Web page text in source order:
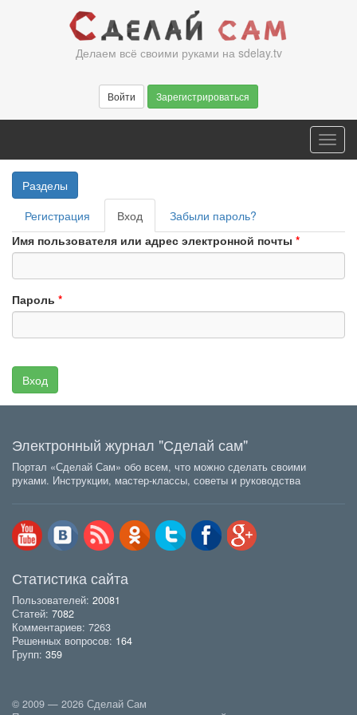
Делаем всё своими руками на sdelay.tv
Войти Зарегистрироваться
Разделы
Главные
вкладки
Регистрация Вход (активная
вкладка)
Забыли пароль?
Имя пользователя или адрес электронной почты *
Пароль *
Вход
Электронный журнал "Сделай сам"
Портал «Сделай Сам» обо всем, что можно сделать своими
руками. Инструкции, мастер-классы, советы и руководства
Статистика сайта
Пользователей: 20081
Статей: 7082
Комментариев: 7263
Решенных вопросов: 164
Групп: 359
© 2009 — 2026 Сделай Сам